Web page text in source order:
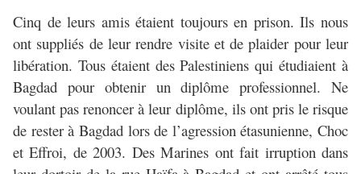
Cinq de leurs amis étaient toujours en prison. Ils nous
ont suppliés de leur rendre visite et de plaider pour leur
libération. Tous étaient des Palestiniens qui étudiaient à
Bagdad pour obtenir un diplôme professionnel. Ne
voulant pas renoncer à leur diplôme, ils ont pris le risque
de rester à Bagdad lors de l’agression étasunienne, Choc
et Effroi, de 2003. Des Marines ont fait irruption dans